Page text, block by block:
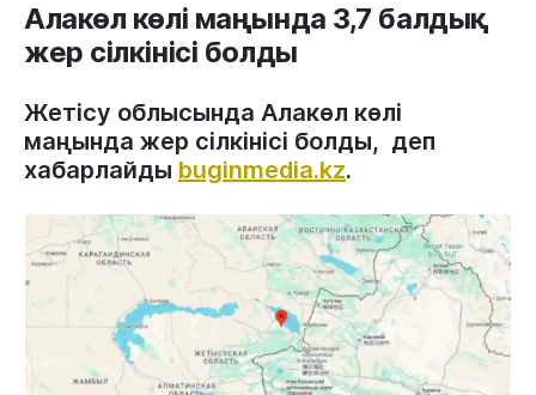
Алакөл көлі маңында 3,7 балдық
жер сілкінісі болды
Жетісу облысында Алакөл көлі
маңында жер сілкінісі болды, деп
хабарлайды buginmedia.kz.